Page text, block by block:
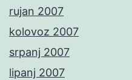
rujan 2007
kolovoz 2007
srpanj 2007
lipanj 2007